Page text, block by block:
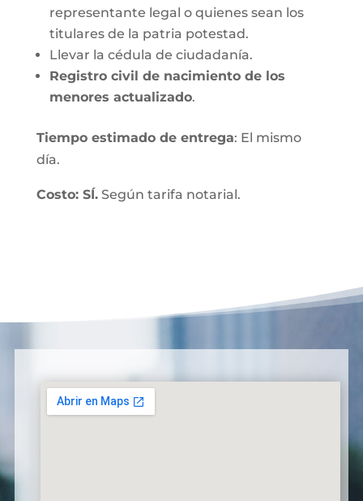
representante legal o quienes sean los
titulares de la patria potestad.
Llevar la cédula de ciudadanía.
Registro civil de nacimiento de los
menores actualizado.
Tiempo estimado de entrega: El mismo
día.
Costo: SÍ.Según tarifa notarial.